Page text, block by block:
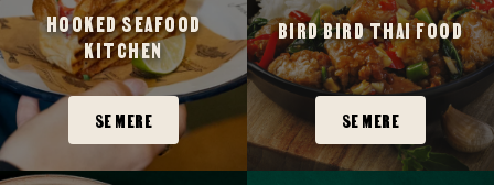
HOOKED SEAFOOD
KITCHEN
SE MERE
BIRD BIRD THAI FOOD
SE MERE